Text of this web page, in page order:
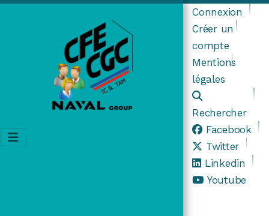
Connexion
Créer un
compte
Mentions
légales
Rechercher
Facebook
Twitter
Linkedin
Youtube